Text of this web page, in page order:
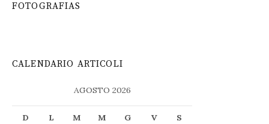
FOTOGRAFIAS
CALENDARIO ARTICOLI
AGOSTO 2026
D L M M G V S